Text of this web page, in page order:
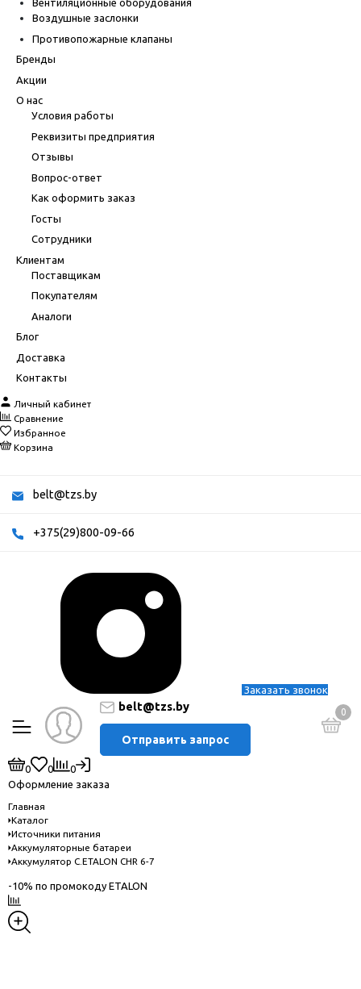
Вентиляционные оборудования
Воздушные заслонки
Противопожарные клапаны
Бренды
Акции
О нас
Условия работы
Реквизиты предприятия
Отзывы
Вопрос-ответ
Как оформить заказ
Госты
Сотрудники
Клиентам
Поставщикам
Покупателям
Аналоги
Блог
Доставка
Контакты
Личный кабинет
Сравнение
Избранное
Корзина
belt@tzs.by
+375(29)800-09-66
Заказать звонок
belt@tzs.by
Отправить запрос
0
0 0
0
Оформление заказа
Главная
Каталог
Источники питания
Аккумуляторные батареи
Аккумулятор C.ETALON CHR 6-7
-10% по промокоду ETALON